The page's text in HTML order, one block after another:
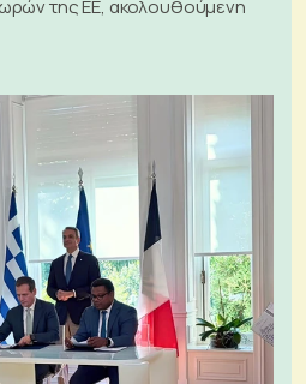
της ΕΕ, ακολουθούμενη